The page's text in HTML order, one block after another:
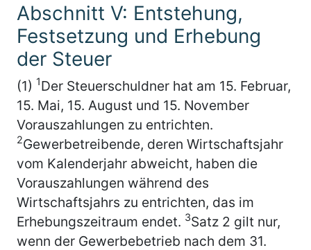
Abschnitt V: Entstehung,
Festsetzung und Erhebung
der Steuer
(1) 1Der Steuerschuldner hat am 15. Februar,
15. Mai, 15. August und 15. November
Vorauszahlungen zu entrichten.
2Gewerbetreibende, deren Wirtschaftsjahr
vom Kalenderjahr abweicht, haben die
Vorauszahlungen während des
Wirtschaftsjahrs zu entrichten, das im
Erhebungszeitraum endet. 3Satz 2 gilt nur,
wenn der Gewerbebetrieb nach dem 31.